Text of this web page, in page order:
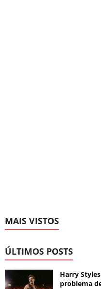
MAIS VISTOS
ÚLTIMOS POSTS
Harry
problema